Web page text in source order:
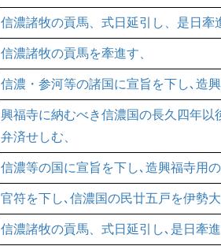
信濃諸牧の貢馬、式日延引し、是日牽
信濃諸牧の貢馬を牽進す、
信濃・参河等の諸国に宣旨を下し､造
興福寺に納むべき信濃国の長久四年
弁済せしむ、
信濃等の国に宣旨を下し､造興福寺用
官符を下し､信濃国の民廿五戸を伊勢
信濃諸牧の貢馬、式日延引し､是日牽進